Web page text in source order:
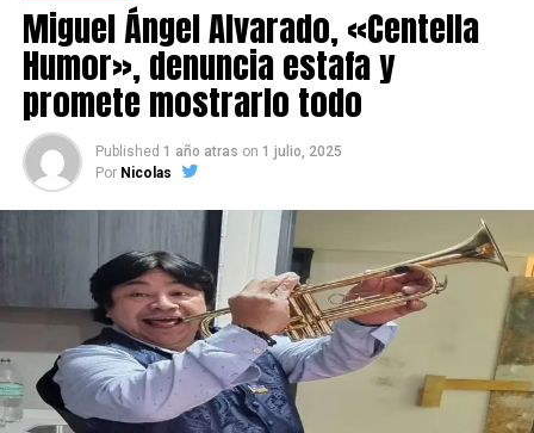
Miguel Ángel Alvarado, «Centella
Humor», denuncia estafa y
promete mostrarlo todo
Published 1 año atras on 1 julio, 2025
Por Nicolas